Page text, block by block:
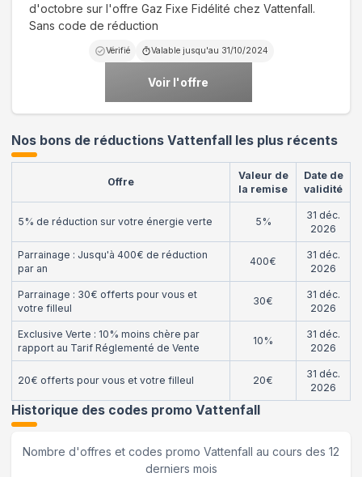
d'octobre sur l'offre Gaz Fixe Fidélité chez Vattenfall.
Sans code de réduction
Vérifié Valable jusqu'au 31/10/2024
Voir l'offre
Nos bons de réductions Vattenfall les plus récents
Offre
Valeur de
la remise
Date de
validité
5% de réduction sur votre énergie verte 5%
31 déc.
2026
Parrainage : Jusqu'à 400€ de réduction
par an
400€
31 déc.
2026
Parrainage : 30€ offerts pour vous et
votre filleul
30€
31 déc.
2026
Exclusive Verte : 10% moins chère par
rapport au Tarif Réglementé de Vente
10%
31 déc.
2026
20€ offerts pour vous et votre filleul 20€
31 déc.
2026
Historique des codes promo Vattenfall
Nombre d'offres et codes promo Vattenfall au cours des 12
derniers mois